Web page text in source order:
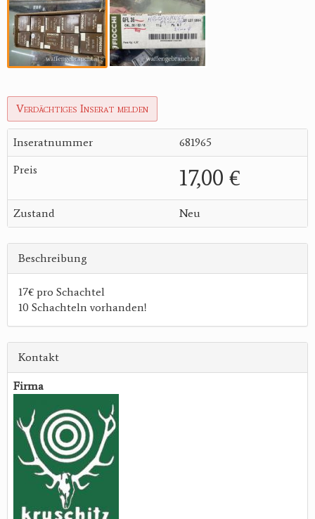
Verdächtiges Inserat melden
Inseratnummer 681965
Preis 17,00 €
Zustand Neu
Beschreibung
17€ pro Schachtel
10 Schachteln vorhanden!
Kontakt
Firma